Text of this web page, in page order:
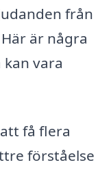
från
är några
vara
få flera
förståelse